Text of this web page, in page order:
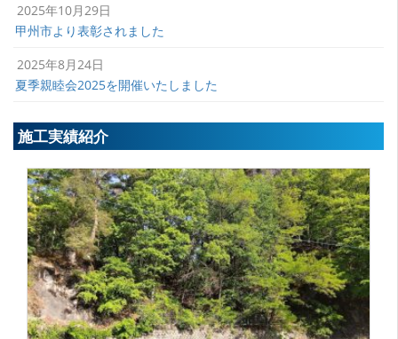
2025年10月29日
甲州市より表彰されました
2025年8月24日
夏季親睦会2025を開催いたしました
施工実績紹介